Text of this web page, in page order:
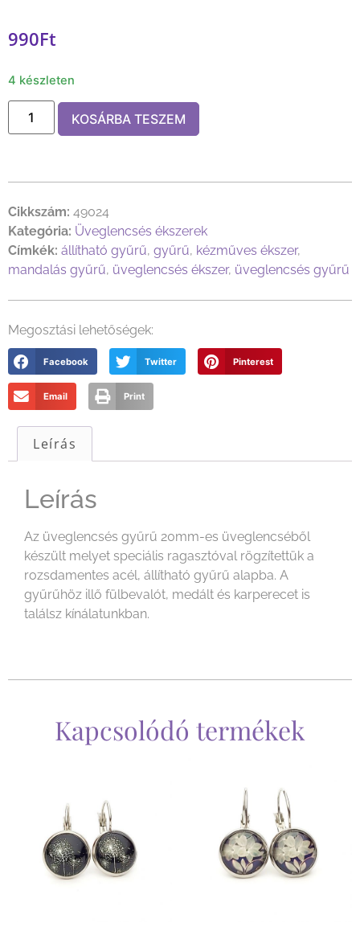
990Ft
4 készleten
KOSÁRBA TESZEM
Cikkszám: 49024
Kategória: Üveglencsés ékszerek
Címkék: állítható gyűrű, gyűrű, kézműves ékszer,
mandalás gyűrű, üveglencsés ékszer, üveglencsés gyűrű
Megosztási lehetőségek:
Facebook Twitter Pinterest
Email Print
Leírás
Leírás
Az üveglencsés gyűrű 20mm-es üveglencséből
készült melyet speciális ragasztóval rögzítettük a
rozsdamentes acél, állítható gyűrű alapba. A
gyűrűhöz illő fülbevalót, medált és karperecet is
találsz kínálatunkban.
Kapcsolódó termékek